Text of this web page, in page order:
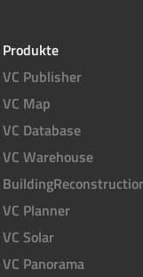
Produkte
VC Publisher
VC Map
VC Database
VC Warehouse
VC Planner
VC Solar
VC Panorama